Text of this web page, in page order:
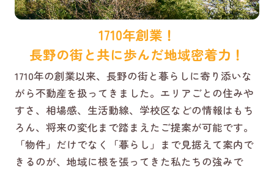
1710年創業！
長野の街と共に歩んだ地域密着力！
1710年の創業以来、長野の街と暮らしに寄り添いな
がら不動産を扱ってきました。エリアごとの住みや
すさ、相場感、生活動線、学校区などの情報はもち
ろん、将来の変化まで踏まえたご提案が可能です。
「物件」だけでなく「暮らし」まで見据えて案内で
きるのが、地域に根を張ってきた私たちの強みで